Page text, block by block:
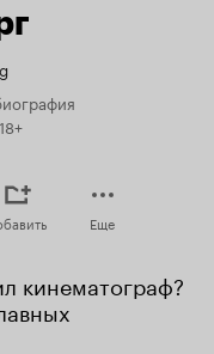
Еще
кинематограф?